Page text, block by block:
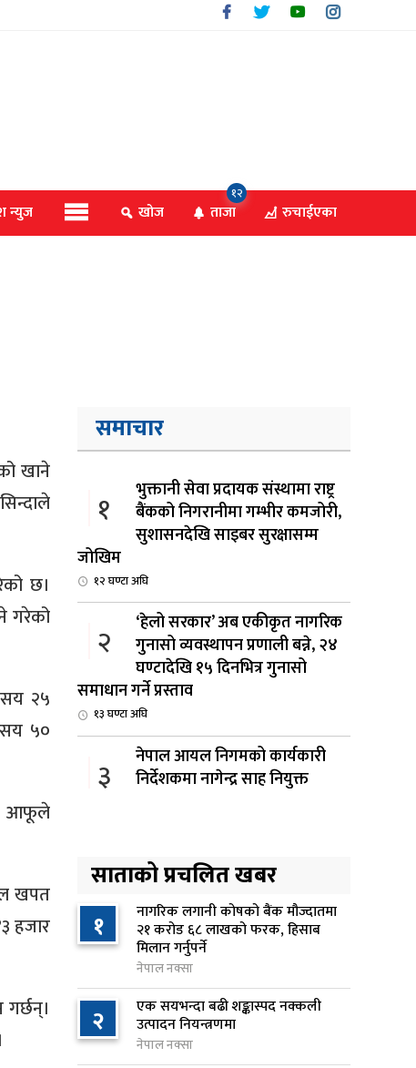
न्युज खोज ताजा
१२
रुचाईएका
खाने
छ।
गरेको
सय २५
५०
आफूले
खपत
हजार
समाचार
१
भुक्तानी सेवा प्रदायक संस्थामा राष्ट्र
बैंकको निगरानीमा गम्भीर कमजोरी,
सुशासनदेखि साइबर सुरक्षासम्म
जोखिम
१२ घण्टा अघि
२
‘हेलो सरकार’ अब एकीकृत नागरिक
गुनासो व्यवस्थापन प्रणाली बन्ने, २४
घण्टादेखि १५ दिनभित्र गुनासो
समाधान गर्ने प्रस्ताव
१३ घण्टा अघि
३
नेपाल आयल निगमको कार्यकारी
निर्देशकमा नागेन्द्र साह नियुक्त
४
प्राथमिकता दिँदै त्रिभुवन
विश्वविद्यालयले नयाँ नीति तथा
कार्यक्रम ल्याउने
१५ घण्टा अघि
५
सरकारद्वारा राष्ट्रसेवक कर्मचारीको
नयाँ तलबमान स्वीकृत, न्यूनतम तलब
२८ हजार ९८४ रुपैयाँ
१५ घण्टा अघि
साताको प्रचलित खबर
१ नागरिक लगानी कोषको बैंक मौज्दातमा
२१ करोड ६८ लाखको फरक, हिसाब
मिलान गर्नुपर्ने
नेपाल नक्सा
२ एक सयभन्दा बढी शङ्कास्पद नक्कली
उत्पादन नियन्त्रणमा
नेपाल नक्सा